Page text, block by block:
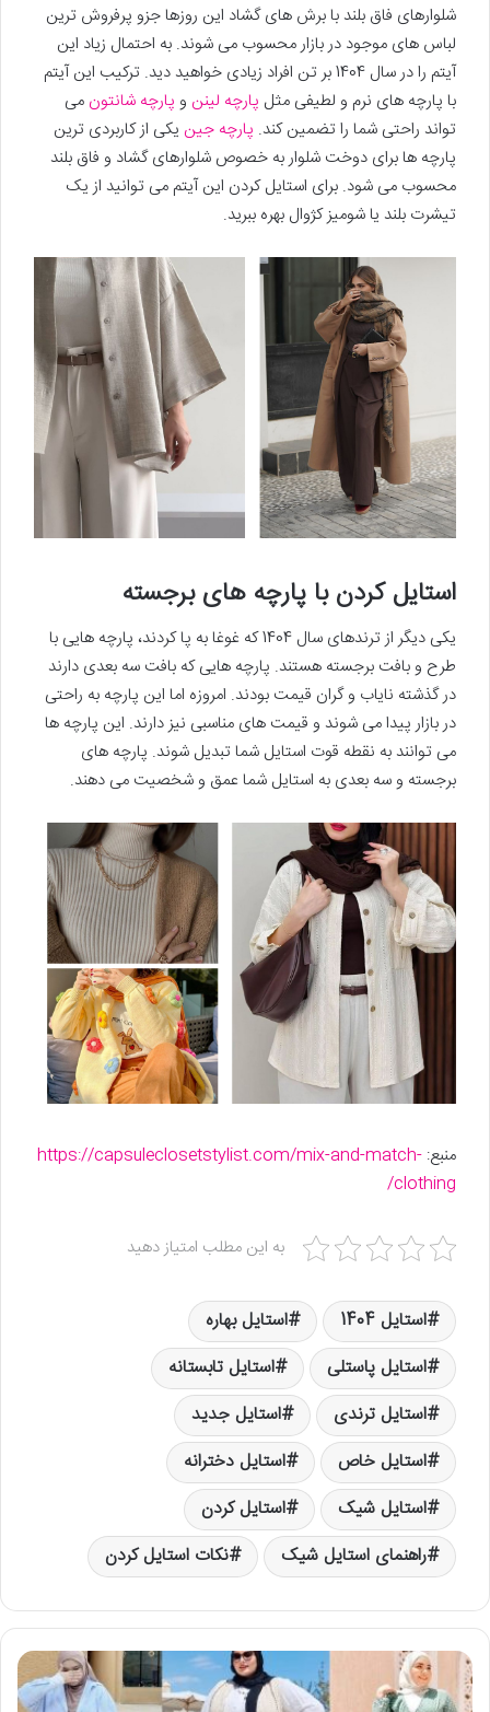
شلوارهای فاق بلند با برش های گشاد این روزها جزو پرفروش ترین
لباس های موجود در بازار محسوب می شوند. به احتمال زیاد این
آیتم را در سال 1404 بر تن افراد زیادی خواهید دید. ترکیب این آیتم
با پارچه های نرم و لطیفی مثل پارچه لینن و پارچه شانتون می
تواند راحتی شما را تضمین کند. پارچه جین یکی از کاربردی ترین
پارچه ها برای دوخت شلوار به خصوص شلوارهای گشاد و فاق بلند
محسوب می شود. برای استایل کردن این آیتم می توانید از یک
تیشرت بلند یا شومیز کژوال بهره ببرید.
استایل کردن با پارچه های برجسته
یکی دیگر از ترندهای سال 1404 که غوغا به پا کردند، پارچه هایی با
طرح و بافت برجسته هستند. پارچه هایی که بافت سه بعدی دارند
در گذشته نایاب و گران قیمت بودند. امروزه اما این پارچه به راحتی
در بازار پیدا می شوند و قیمت های مناسبی نیز دارند. این پارچه ها
می توانند به نقطه قوت استایل شما تبدیل شوند. پارچه های
برجسته و سه بعدی به استایل شما عمق و شخصیت می دهند.
منبع: https://capsuleclosetstylist.com/mix-and-match-
clothing/
به این مطلب امتیاز دهید
استایل 1404
استایل بهاره
استایل پاستلی
استایل تابستانه
استایل ترندی
استایل جدید
استایل خاص
استایل دخترانه
استایل شیک
استایل کردن
راهنمای استایل شیک
نکات استایل کردن